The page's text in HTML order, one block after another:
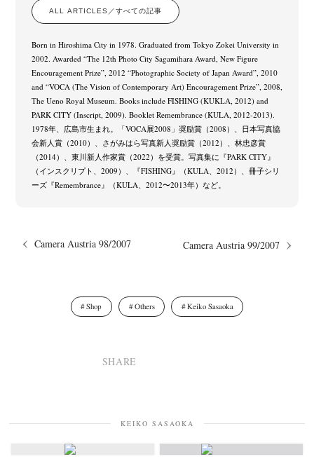
ALL ARTICLES／すべての記事
Born in Hiroshima City in 1978. Graduated from Tokyo Zokei University in
2002. Awarded “The 12th Photo City Sagamihara Award, New Figure
Encouragement Prize”, 2012 “Photographic Society of Japan Award”, 2010
and “VOCA (The Vision of Contemporary Art) Encouragement Prize”, 2008,
The Ueno Royal Museum. Books include FISHING (KUKLA, 2012) and
PARK CITY (Inscript, 2009). Booklet Remembrance (KULA, 2012-2013).
1978年、広島市生まれ。「VOCA展2008」奨励賞（2008）、日本写真協
会新人賞（2010）、さがみはら写真新人奨励賞（2012）、林忠彦賞
（2014）、東川新人作家賞（2022）を受賞。写真集に『PARK CITY』
（インスクリプト、2009）、『FISHING』（KULA、2012）、冊子シリ
ーズ『Remembrance』（KULA、2012〜2013年）など。
Camera Austria 98/2007 Camera Austria 99/2007
Shop Others Keiko Sasaoka
SHARE
KEIKO SASAOKA